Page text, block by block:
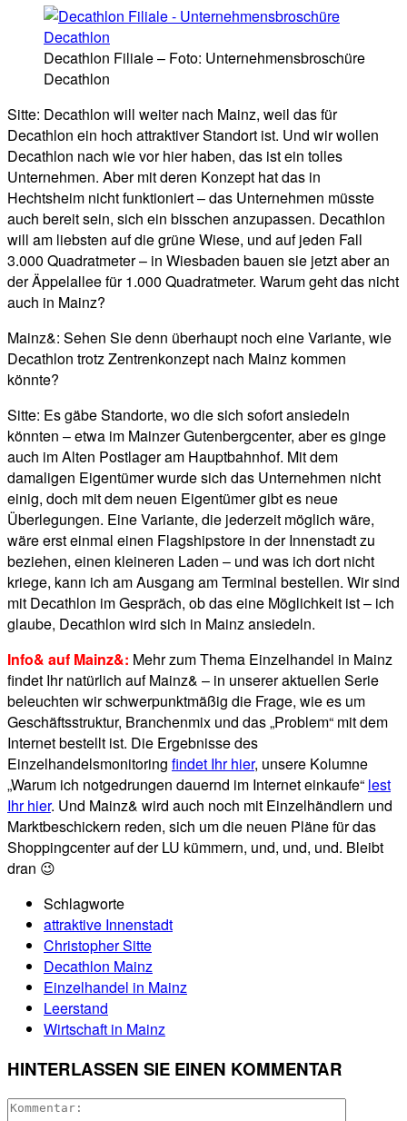
Decathlon Filiale – Foto: Unternehmensbroschüre
Decathlon
Sitte: Decathlon will weiter nach Mainz, weil das für
Decathlon ein hoch attraktiver Standort ist. Und wir wollen
Decathlon nach wie vor hier haben, das ist ein tolles
Unternehmen. Aber mit deren Konzept hat das in
Hechtsheim nicht funktioniert – das Unternehmen müsste
auch bereit sein, sich ein bisschen anzupassen. Decathlon
will am liebsten auf die grüne Wiese, und auf jeden Fall
3.000 Quadratmeter – in Wiesbaden bauen sie jetzt aber an
der Äppelallee für 1.000 Quadratmeter. Warum geht das nicht
auch in Mainz?
Mainz&: Sehen Sie denn überhaupt noch eine Variante, wie
Decathlon trotz Zentrenkonzept nach Mainz kommen
könnte?
Sitte: Es gäbe Standorte, wo die sich sofort ansiedeln
könnten – etwa im Mainzer Gutenbergcenter, aber es ginge
auch im Alten Postlager am Hauptbahnhof. Mit dem
damaligen Eigentümer wurde sich das Unternehmen nicht
einig, doch mit dem neuen Eigentümer gibt es neue
Überlegungen. Eine Variante, die jederzeit möglich wäre,
wäre erst einmal einen Flagshipstore in der Innenstadt zu
beziehen, einen kleineren Laden – und was ich dort nicht
kriege, kann ich am Ausgang am Terminal bestellen. Wir sind
mit Decathlon im Gespräch, ob das eine Möglichkeit ist – ich
glaube, Decathlon wird sich in Mainz ansiedeln.
Info& auf Mainz&: Mehr zum Thema Einzelhandel in Mainz
findet Ihr natürlich auf Mainz& – in unserer aktuellen Serie
beleuchten wir schwerpunktmäßig die Frage, wie es um
Geschäftsstruktur, Branchenmix und das „Problem“ mit dem
Internet bestellt ist. Die Ergebnisse des
Einzelhandelsmonitoring findet Ihr hier, unsere Kolumne
„Warum ich notgedrungen dauernd im Internet einkaufe“ lest
Ihr hier. Und Mainz& wird auch noch mit Einzelhändlern und
Marktbeschickern reden, sich um die neuen Pläne für das
Shoppingcenter auf der LU kümmern, und, und, und. Bleibt
dran 😉
Schlagworte
attraktive Innenstadt
Christopher Sitte
Decathlon Mainz
Einzelhandel in Mainz
Leerstand
Wirtschaft in Mainz
HINTERLASSEN SIE EINEN KOMMENTAR